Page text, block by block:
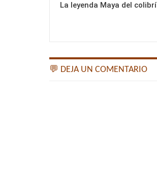
La leyenda Maya del colibrí
💬 DEJA UN COMENTARIO